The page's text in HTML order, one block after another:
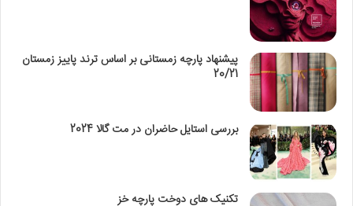
پیشنهاد پارچه زمستانی بر اساس ترند پاییز زمستان
20/21
بررسی استایل حاضران در مت گالا 2024
تکنیک‌ های دوخت پارچه خز